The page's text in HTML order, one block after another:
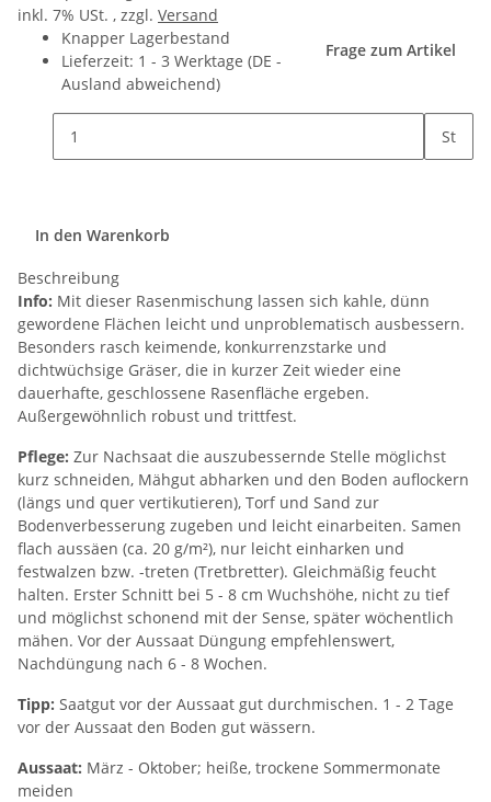
inkl. 7% USt. , zzgl. Versand
Knapper Lagerbestand
Lieferzeit: 1 - 3 Werktage (DE -
Ausland abweichend)
Frage zum Artikel
St
In den Warenkorb
Beschreibung
Info: Mit dieser Rasenmischung lassen sich kahle, dünn
gewordene Flächen leicht und unproblematisch ausbessern.
Besonders rasch keimende, konkurrenzstarke und
dichtwüchsige Gräser, die in kurzer Zeit wieder eine
dauerhafte, geschlossene Rasenfläche ergeben.
Außergewöhnlich robust und trittfest.
Pflege: Zur Nachsaat die auszubessernde Stelle möglichst
kurz schneiden, Mähgut abharken und den Boden auflockern
(längs und quer vertikutieren), Torf und Sand zur
Bodenverbesserung zugeben und leicht einarbeiten. Samen
flach aussäen (ca. 20 g/m²), nur leicht einharken und
festwalzen bzw. -treten (Tretbretter). Gleichmäßig feucht
halten. Erster Schnitt bei 5 - 8 cm Wuchshöhe, nicht zu tief
und möglichst schonend mit der Sense, später wöchentlich
mähen. Vor der Aussaat Düngung empfehlenswert,
Nachdüngung nach 6 - 8 Wochen.
Tipp: Saatgut vor der Aussaat gut durchmischen. 1 - 2 Tage
vor der Aussaat den Boden gut wässern.
Aussaat: März - Oktober; heiße, trockene Sommermonate
meiden